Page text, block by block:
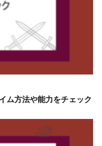
ム方法や能力をチェック